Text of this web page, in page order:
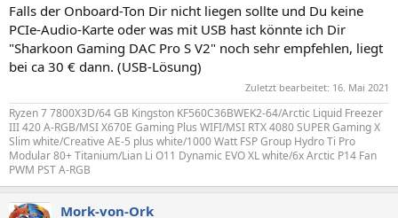
Falls der Onboard-Ton Dir nicht liegen sollte und Du keine
PCIe-Audio-Karte oder was mit USB hast könnte ich Dir
"Sharkoon Gaming DAC Pro S V2" noch sehr empfehlen, liegt
bei ca 30 € dann. (USB-Lösung)
Zuletzt bearbeitet: 16. Mai 2021
Ryzen 7 7800X3D/64 GB Kingston KF560C36BWEK2-64/Arctic Liquid Freezer
III 420 A-RGB/MSI X670E Gaming Plus WIFI/MSI RTX 4080 SUPER Gaming X
Slim white/Creative AE-5 plus white/1000 Watt FSP Group Hydro Ti Pro
Modular 80+ Titanium/Lian Li O11 Dynamic EVO XL white/6x Arctic P14 Fan
PWM PST A-RGB
Mork-von-Ork